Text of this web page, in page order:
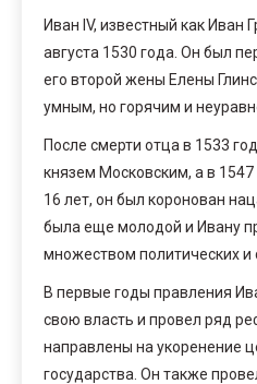
Иван IV, известный как Иван
августа 1530 года. Он был
его второй жены Елены
умным, но горячим и
После смерти отца в 1533
князем Московским, а в 1547
16 лет, он был коронован
была еще молодой и Ивану
множеством политических и
В первые годы правления
свою власть и провел ряд
направлены на укоренение
государства. Он также